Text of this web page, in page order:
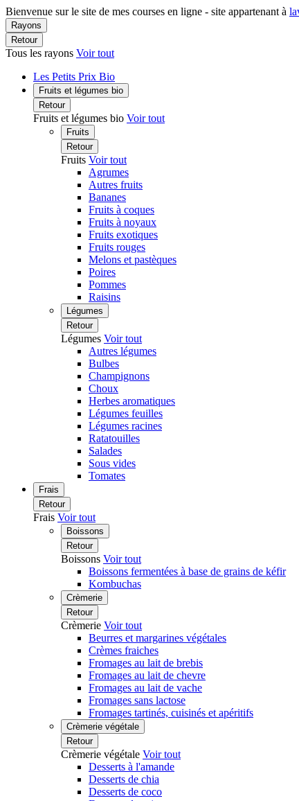
Bienvenue sur le site de mes courses en ligne - site appartenant à
Rayons
Retour
Tous les rayons Voir tout
Les Petits Prix Bio
Fruits et légumes bio
Retour
Fruits et légumes bio Voir tout
Fruits
Retour
Fruits Voir tout
Agrumes
Autres fruits
Bananes
Fruits à coques
Fruits à noyaux
Fruits exotiques
Fruits rouges
Melons et pastèques
Poires
Pommes
Raisins
Légumes
Retour
Légumes Voir tout
Autres légumes
Bulbes
Champignons
Choux
Herbes aromatiques
Légumes feuilles
Légumes racines
Ratatouilles
Salades
Sous vides
Tomates
Frais
Retour
Frais Voir tout
Boissons
Retour
Boissons Voir tout
Boissons fermentées à base de grains de kéfir
Kombuchas
Crèmerie
Retour
Crèmerie Voir tout
Beurres et margarines végétales
Crèmes fraiches
Fromages au lait de brebis
Fromages au lait de chevre
Fromages au lait de vache
Fromages sans lactose
Fromages tartinés, cuisinés et apéritifs
Crèmerie végétale
Retour
Crèmerie végétale Voir tout
Desserts à l'amande
Desserts de chia
Desserts de coco